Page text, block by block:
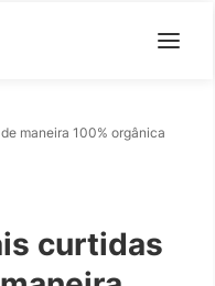
maneira 100% orgânica
curtidas